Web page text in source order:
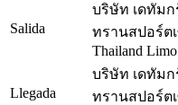
Salida
บริษัท เดทัมก
ทรานสปอร์ตเ
Thailand
Llegada
บริษัท เดทัมก
ทรานสปอร์ตเ